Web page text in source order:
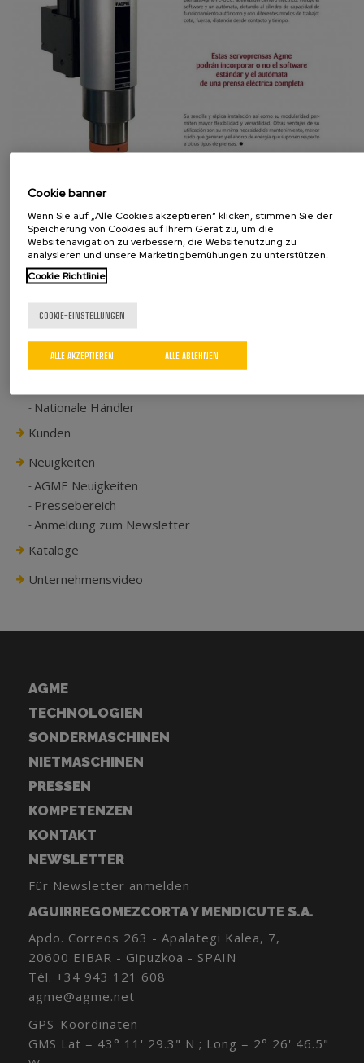
Präsentation
Geschichte
Weltweite Präsenz
Nationale Händler
Kunden
Neuigkeiten
AGME Neuigkeiten
Pressebereich
Anmeldung zum Newsletter
Kataloge
Unternehmensvideo
AGME
TECHNOLOGIEN
SONDERMASCHINEN
NIETMASCHINEN
PRESSEN
KOMPETENZEN
KONTAKT
NEWSLETTER
Für Newsletter anmelden
AGUIRREGOMEZCORTA Y MENDICUTE S.A.
Apdo. Correos 263 - Apalategi Kalea, 7,
20600 EIBAR - Gipuzkoa - SPAIN
Tél. +34 943 121 608
agme@agme.net
GPS-Koordinaten
GMS Lat = 43° 11' 29.3" N ; Long = 2° 26' 46.5"
Cookie banner
Wenn Sie auf „Alle Cookies akzeptieren“ klicken, stimmen Sie der
Speicherung von Cookies auf Ihrem Gerät zu, um die
Websitenavigation zu verbessern, die Websitenutzung zu
analysieren und unsere Marketingbemühungen zu unterstützen.
Cookie Richtlinie
COOKIE-EINSTELLUNGEN
ALLE ABLEHNEN
ALLE AKZEPTIEREN